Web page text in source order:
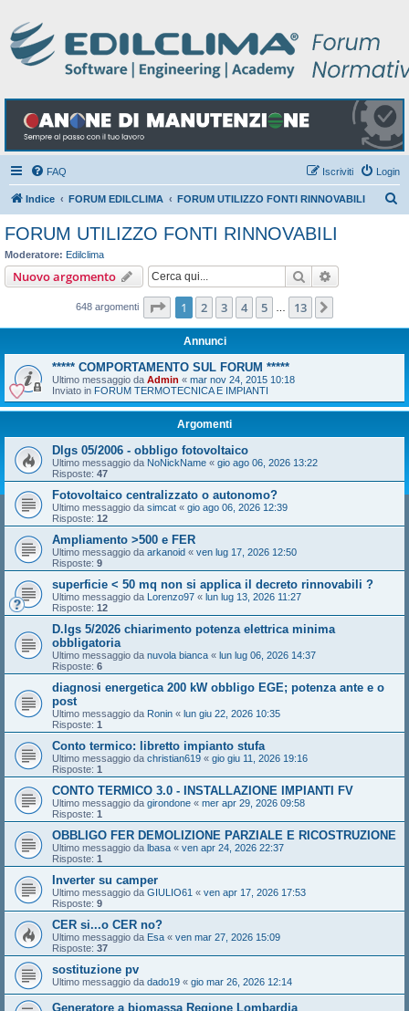
FAQ Login
Iscriviti
Indice FORUM EDILCLIMA FORUM UTILIZZO FONTI RINNOVABILI
FORUM UTILIZZO FONTI RINNOVABILI
Moderatore: Edilclima
Nuovo argomento Cerca
648 argomenti Pagina di 13
1 2 3 4 5 13
Annunci
***** COMPORTAMENTO SUL FORUM *****
Ultimo messaggio da Admin « mar nov 24, 2015 10:18
Inviato in FORUM TERMOTECNICA E IMPIANTI
Argomenti
Dlgs 05/2006 - obbligo fotovoltaico
Ultimo messaggio da NoNickName « gio ago 06, 2026 13:22
Risposte: 47
Fotovoltaico centralizzato o autonomo?
Ultimo messaggio da simcat « gio ago 06, 2026 12:39
Risposte: 12
Ampliamento >500 e FER
Ultimo messaggio da arkanoid « ven lug 17, 2026 12:50
Risposte: 9
superficie < 50 mq non si applica il decreto rinnovabili ?
Ultimo messaggio da Lorenzo97 « lun lug 13, 2026 11:27
Risposte: 12
D.lgs 5/2026 chiarimento potenza elettrica minima
obbligatoria
Ultimo messaggio da nuvola bianca « lun lug 06, 2026 14:37
Risposte: 6
diagnosi energetica 200 kW obbligo EGE; potenza ante e o
post
Ultimo messaggio da Ronin « lun giu 22, 2026 10:35
Risposte: 1
Conto termico: libretto impianto stufa
Ultimo messaggio da christian619 « gio giu 11, 2026 19:16
Risposte: 1
CONTO TERMICO 3.0 - INSTALLAZIONE IMPIANTI FV
Ultimo messaggio da girondone « mer apr 29, 2026 09:58
Risposte: 1
OBBLIGO FER DEMOLIZIONE PARZIALE E RICOSTRUZIONE
Ultimo messaggio da lbasa « ven apr 24, 2026 22:37
Risposte: 1
Inverter su camper
Ultimo messaggio da GIULIO61 « ven apr 17, 2026 17:53
Risposte: 9
CER si...o CER no?
Ultimo messaggio da Esa « ven mar 27, 2026 15:09
Risposte: 37
sostituzione pv
Ultimo messaggio da dado19 « gio mar 26, 2026 12:14
Generatore a biomassa Regione Lombardia